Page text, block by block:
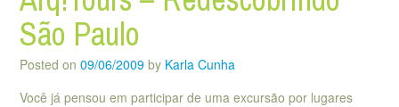
São Paulo
Posted on 09/06/2009 by Karla Cunha
Você já pensou em participar de uma excursão por lugares